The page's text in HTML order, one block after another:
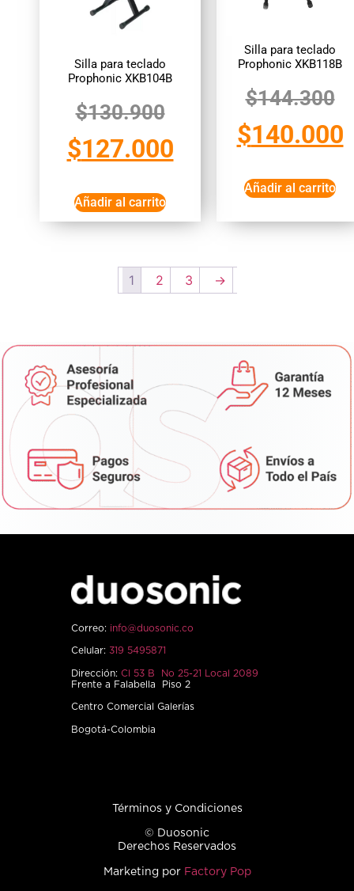
Silla para teclado
Prophonic XKB104B
$130.900
$127.000
Añadir al carrito
Silla para teclado
Prophonic XKB118B
$144.300
$140.000
Añadir al carrito
1 2 3 →
Correo: info@duosonic.co
Celular: 319 5495871
Dirección: Cl 53 B No 25-21 Local 2089
Frente a Falabella Piso 2
Centro Comercial Galerías
Bogotá-Colombia
Términos y Condiciones
© Duosonic
Derechos Reservados
Marketing por Factory Pop